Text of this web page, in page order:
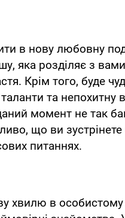
в нову любовну
яка розділяє з вами
Крім того, буде
та непохитну
момент не так
що ви зустрінете
питаннях.
хвилю в особистому